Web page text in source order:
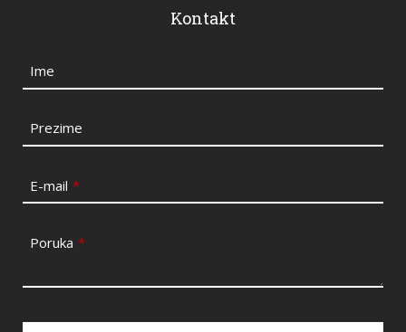
Kontakt
Ime
Prezime
E-mail *
Poruka *